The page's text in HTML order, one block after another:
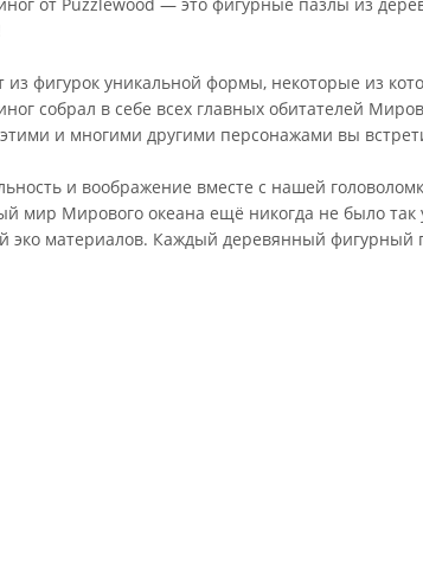
из фигурок уникальной формы, некоторые из
собрал в себе всех главных обитателей
и многими другими персонажами вы
и воображение вместе с нашей
мир Мирового океана ещё никогда не было
эко материалов. Каждый деревянный фигурный